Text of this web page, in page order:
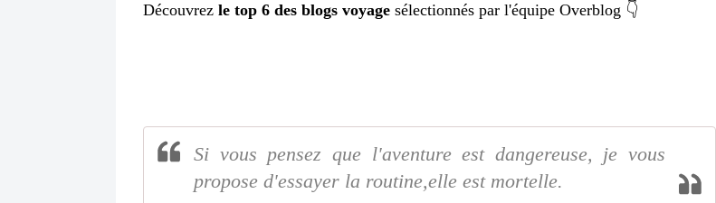
Découvrez le top 6 des blogs voyage sélectionnés par l'équipe Overblog 👇
Si vous pensez que l'aventure est dangereuse, je vous
propose d'essayer la routine,elle est mortelle.